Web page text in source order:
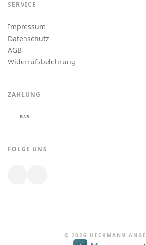
SERVICE
Impressum
Datenschutz
AGB
Widerrufsbelehrung
ZAHLUNG
BAR
FOLGE UNS
© 2026 HECKMANN